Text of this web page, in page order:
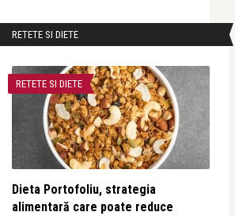
RETETE SI DIETE
RETETE SI DIETE
Dieta Portofoliu, strategia
alimentară care poate reduce